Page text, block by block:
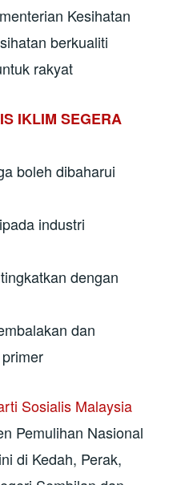
Kesihatan
berkualiti
rakyat
IKLIM SEGERA
boleh dibaharui
industri
dengan
dan
Sosialis Malaysia
Pemulihan Nasional
di Kedah, Perak,